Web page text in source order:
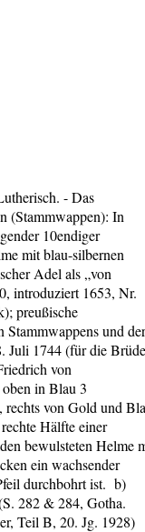
- Das
(Stammwappen):In
10endiger
mit blau-silbernen
Adel als „von
introduziert 1653, Nr.
preußische
Stammwappens und
Juli 1744 (für die
von
in Blau 3
rechts von Gold und
Hälfte einer
bewulsteten Helme
ein wachsender
durchbohrt ist.b)
282 & 284, Gotha.
Teil B, 20. Jg. 1928)